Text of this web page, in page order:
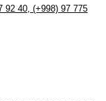
92 40, (+998) 97 775